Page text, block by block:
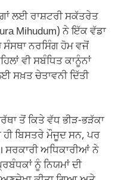
ਲਈ ਰਾਸ਼ਟਰੀ ਸਕੱਤਰੇਤ
Mihudum) ਨੇ ਇੱਕ ਵੱਡਾ
ਸੰਸਥਾ ਨਰਸਿੰਗ ਹੋਮ ਵਜੋਂ
ਵੀ ਸਬੰਧਿਤ ਕਾਨੂੰਨਾਂ
ਸਖ਼ਤ ਚੇਤਾਵਨੀ ਦਿੱਤੀ
ਤੋਂ ਕਿਤੇ ਵੱਧ ਭੀੜ-ਭੜੱਕਾ
ਬਿਸਤਰੇ ਮੌਜੂਦ ਸਨ, ਪਰ
ਸਰਕਾਰੀ ਅਧਿਕਾਰੀਆਂ ਨੇ
ਨੂੰ ਨਿਯਮਾਂ ਦੀ